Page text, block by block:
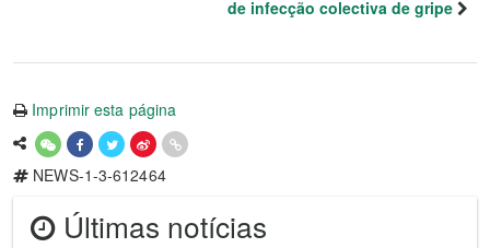
de infecção colectiva de gripe
Imprimir esta página
NEWS-1-3-612464
Últimas notícias